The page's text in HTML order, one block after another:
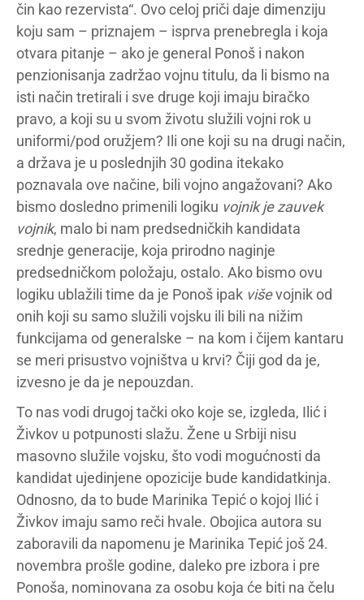
čin kao rezervista“. Ovo celoj priči daje dimenziju
koju sam – priznajem – isprva prenebregla i koja
otvara pitanje – ako je general Ponoš i nakon
penzionisanja zadržao vojnu titulu, da li bismo na
isti način tretirali i sve druge koji imaju biračko
pravo, a koji su u svom životu služili vojni rok u
uniformi/pod oružjem? Ili one koji su na drugi način,
a država je u poslednjih 30 godina itekako
poznavala ove načine, bili vojno angažovani? Ako
bismo dosledno primenili logiku vojnik je zauvek
vojnik, malo bi nam predsedničkih kandidata
srednje generacije, koja prirodno naginje
predsedničkom položaju, ostalo. Ako bismo ovu
logiku ublažili time da je Ponoš ipak viševojnik od
onih koji su samo služili vojsku ili bili na nižim
funkcijama od generalske – na kom i čijem kantaru
se meri prisustvo vojništva u krvi? Čiji god da je,
izvesno je da je nepouzdan.
To nas vodi drugoj tački oko koje se, izgleda, Ilić i
Živkov u potpunosti slažu. Žene u Srbiji nisu
masovno služile vojsku, što vodi mogućnosti da
kandidat ujedinjene opozicije bude kandidatkinja.
Odnosno, da to bude Marinika Tepić o kojoj Ilić i
Živkov imaju samo reči hvale. Obojica autora su
zaboravili da napomenu je Marinika Tepić još 24.
novembra prošle godine, daleko pre izbora i pre
Ponoša, nominovana za osobu koja će biti na čelu